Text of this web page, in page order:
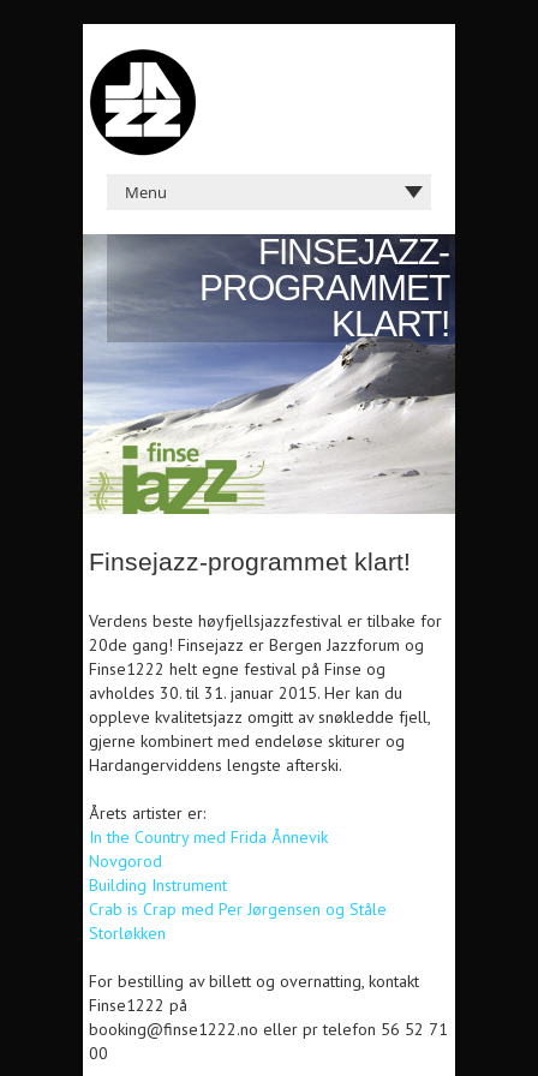
FINSEJAZZ-
PROGRAMMET
KLART!
Finsejazz-programmet klart!
Verdens beste høyfjellsjazzfestival er tilbake for
20de gang! Finsejazz er Bergen Jazzforum og
Finse1222 helt egne festival på Finse og
avholdes 30. til 31. januar 2015. Her kan du
oppleve kvalitetsjazz omgitt av snøkledde fjell,
gjerne kombinert med endeløse skiturer og
Hardangerviddens lengste afterski.
Årets artister er:
In the Country med Frida Ånnevik
Novgorod
Building Instrument
Crab is Crap med Per Jørgensen og Ståle
Storløkken
For bestilling av billett og overnatting, kontakt
Finse1222 på
booking@finse1222.no eller pr telefon 56 52 71
00